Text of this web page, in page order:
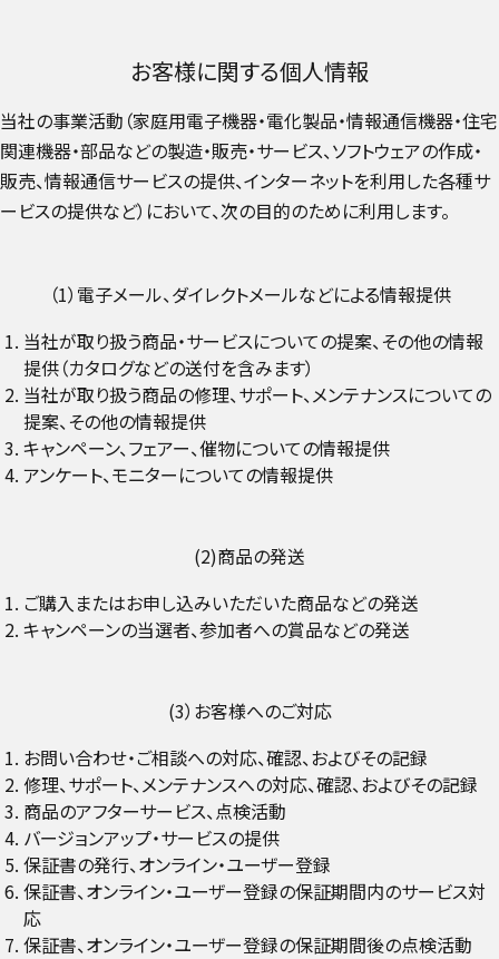
お客様に関する個人情報
当社の事業活動（家庭用電子機器・電化製品・情報通信機器・住宅
関連機器・部品などの製造・販売・サービス、ソフトウェアの作成・
販売、情報通信サービスの提供、インターネットを利用した各種サ
ービスの提供など）において、次の目的のために利用します。
（1）電子メール、ダイレクトメールなどによる情報提供
当社が取り扱う商品・サービスについての提案、その他の情報
提供（カタログなどの送付を含みます）
当社が取り扱う商品の修理、サポート、メンテナンスについての
提案、その他の情報提供
キャンペーン、フェアー、催物についての情報提供
アンケート、モニターについての情報提供
(2)商品の発送
ご購入またはお申し込みいただいた商品などの発送
キャンペーンの当選者、参加者への賞品などの発送
(3）お客様へのご対応
お問い合わせ・ご相談への対応、確認、およびその記録
修理、サポート、メンテナンスへの対応、確認、およびその記録
商品のアフターサービス、点検活動
バージョンアップ・サービスの提供
保証書の発行、オンライン・ユーザー登録
保証書、オンライン・ユーザー登録の保証期間内のサービス対
応
保証書、オンライン・ユーザー登録の保証期間後の点検活動